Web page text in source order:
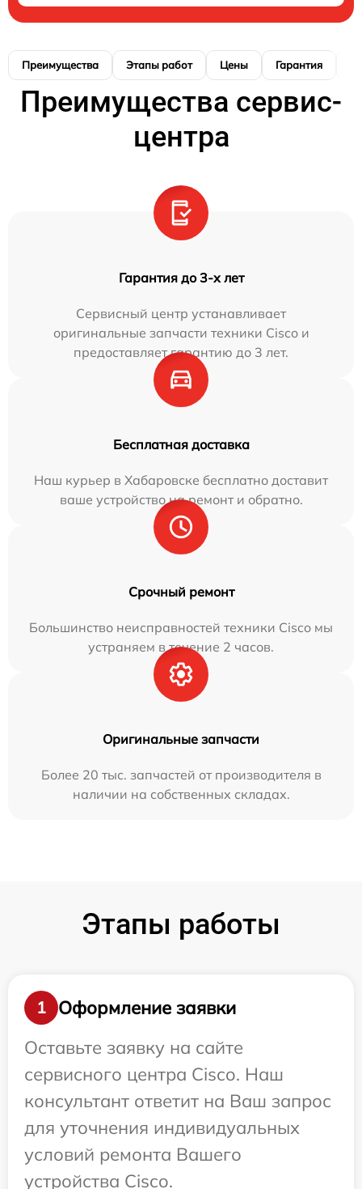
Преимущества Этапы работ Цены Гарантия
Преимущества сервис-
центра
Гарантия до 3-х лет
Сервисный центр устанавливает
оригинальные запчасти техники Cisco и
предоставляет гарантию до 3 лет.
Бесплатная доставка
Наш курьер в Хабаровске бесплатно доставит
ваше устройство на ремонт и обратно.
Срочный ремонт
Большинство неисправностей техники Cisco мы
устраняем в течение 2 часов.
Оригинальные запчасти
Более 20 тыс. запчастей от производителя в
наличии на собственных складах.
Этапы работы
1
Оформление заявки
Оставьте заявку на сайте
сервисного центра Cisco. Наш
консультант ответит на Ваш запрос
для уточнения индивидуальных
условий ремонта Вашего
устройства Cisco.